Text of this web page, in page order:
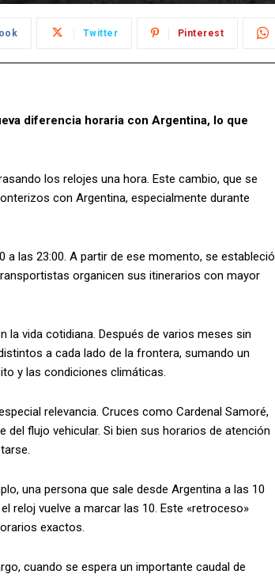
Twitter Pinterest
diferencia horaria con Argentina, lo que
los relojes una hora. Este cambio, que se
con Argentina, especialmente durante
a las 23:00. A partir de ese momento, se estableció
organicen sus itinerarios con mayor
vida cotidiana. Después de varios meses sin
a cada lado de la frontera, sumando un
y las condiciones climáticas.
relevancia. Cruces como Cardenal Samoré,
del flujo vehicular. Si bien sus horarios de atención
una persona que sale desde Argentina a las 10
reloj vuelve a marcar las 10. Este «retroceso»
exactos.
cuando se espera un importante caudal de